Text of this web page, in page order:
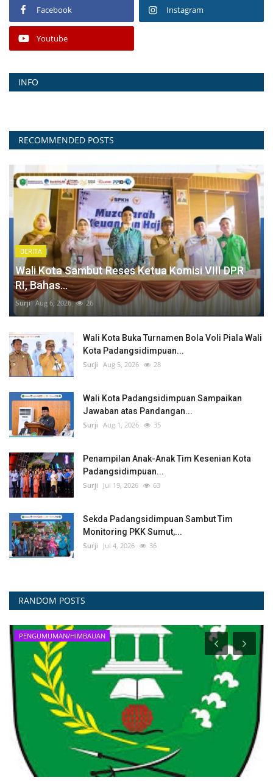
Facebook Instagram
Youtube
INFO
RECOMMENDED POSTS
BERITA
Wali Kota Sambut Reses Ketua Komisi VIII DPR
RI, Bahas...
Surji Aug 6, 2026 26
Wali Kota Buka Turnamen Bola Voli Piala Wali
Kota Padangsidimpuan...
Surji Aug 5, 2026 28
Wali Kota Padangsidimpuan Sampaikan
Jawaban atas Pandangan...
Surji Aug 1, 2026 35
Penampilan Anak-Anak Tim Kesenian Kota
Padangsidimpuan...
Surji Jul 19, 2026 63
Sekda Padangsidimpuan Sambut Tim
Monitoring PKK Sumut,...
Surji Jul 4, 2026 36
RANDOM POSTS
DOWNLOAD DOKUMEN